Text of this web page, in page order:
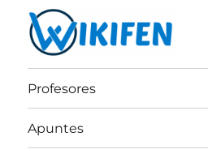
Wikifen
Profesores
Apuntes